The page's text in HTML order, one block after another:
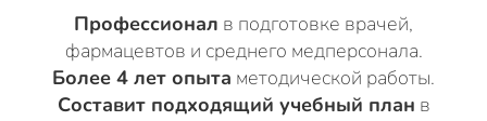
Профессионал в подготовке врачей,
фармацевтов и среднего медперсонала.
Более 4 лет опыта методической работы.
Составит подходящий учебный план в